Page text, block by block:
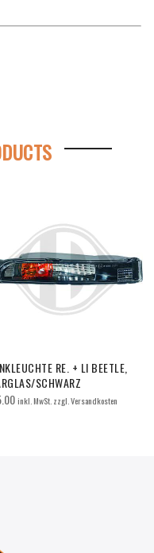
RE. + LI BEETLE,
SCHWARZ
inkl. MwSt. zzgl. Versandkosten